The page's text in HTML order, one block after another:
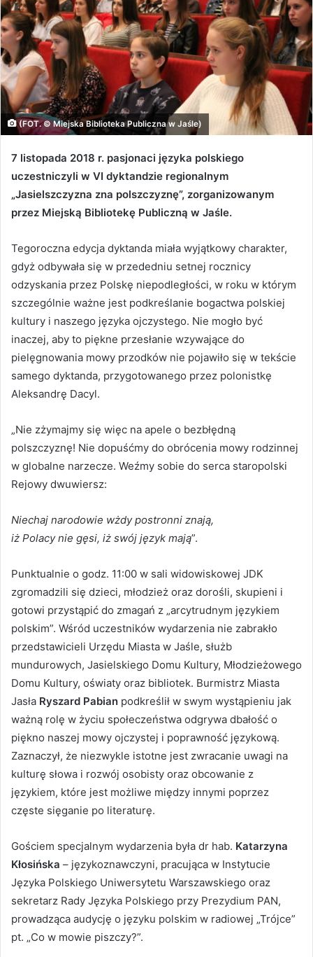
(FOT. © Miejska Biblioteka Publiczna w Jaśle)
7 listopada 2018 r. pasjonaci języka polskiego
uczestniczyli w VI dyktandzie regionalnym
„Jasielszczyzna zna polszczyznę”, zorganizowanym
przez Miejską Bibliotekę Publiczną w Jaśle.
Tegoroczna edycja dyktanda miała wyjątkowy charakter,
gdyż odbywała się w przededniu setnej rocznicy
odzyskania przez Polskę niepodległości, w roku w którym
szczególnie ważne jest podkreślanie bogactwa polskiej
kultury i naszego języka ojczystego. Nie mogło być
inaczej, aby to piękne przesłanie wzywające do
pielęgnowania mowy przodków nie pojawiło się w tekście
samego dyktanda, przygotowanego przez polonistkę
Aleksandrę Dacyl.
„Nie zżymajmy się więc na apele o bezbłędną
polszczyznę! Nie dopuśćmy do obrócenia mowy rodzinnej
w globalne narzecze. Weźmy sobie do serca staropolski
Rejowy dwuwiersz:
Niechaj narodowie wżdy postronni znają,
iż Polacy nie gęsi, iż swój język mają”.
Punktualnie o godz. 11:00 w sali widowiskowej JDK
zgromadzili się dzieci, młodzież oraz dorośli, skupieni i
gotowi przystąpić do zmagań z „arcytrudnym językiem
polskim”. Wśród uczestników wydarzenia nie zabrakło
przedstawicieli Urzędu Miasta w Jaśle, służb
mundurowych, Jasielskiego Domu Kultury, Młodzieżowego
Domu Kultury, oświaty oraz bibliotek. Burmistrz Miasta
Jasła Ryszard Pabian podkreślił w swym wystąpieniu jak
ważną rolę w życiu społeczeństwa odgrywa dbałość o
piękno naszej mowy ojczystej i poprawność językową.
Zaznaczył, że niezwykle istotne jest zwracanie uwagi na
kulturę słowa i rozwój osobisty oraz obcowanie z
językiem, które jest możliwe między innymi poprzez
częste sięganie po literaturę.
Gościem specjalnym wydarzenia była dr hab. Katarzyna
Kłosińska – językoznawczyni, pracująca w Instytucie
Języka Polskiego Uniwersytetu Warszawskiego oraz
sekretarz Rady Języka Polskiego przy Prezydium PAN,
prowadząca audycję o języku polskim w radiowej „Trójce”
pt. „Co w mowie piszczy?”.